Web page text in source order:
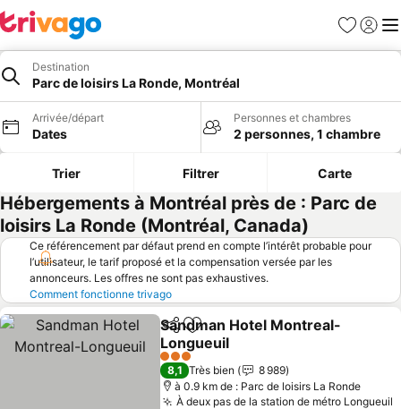
Favoris
Se
Destination
Parc de loisirs La Ronde, Montréal
Arrivée/départ
Dates
Personnes et chambres
2 personnes, 1 chambre
Trier Filtrer Carte
Hébergements à Montréal près de : Parc de
loisirs La Ronde (Montréal, Canada)
Ce référencement par défaut prend en compte l’intérêt probable pour
l’utilisateur, le tarif proposé et la compensation versée par les
annonceurs. Les offres ne sont pas exhaustives.
Comment fonctionne trivago
PartagerAjouter à mes favoris
Sandman Hotel Montreal-
Longueuil
Consulter les prix
3 Étoiles
8,1 Très bien
8 989
à 0.9 km de : Parc de loisirs La Ronde
À deux pas de la station de métro Longueuil